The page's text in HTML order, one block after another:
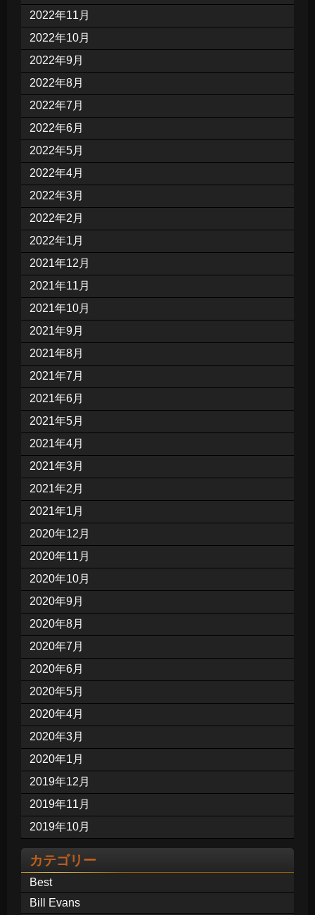
2022年11月
2022年10月
2022年9月
2022年8月
2022年7月
2022年6月
2022年5月
2022年4月
2022年3月
2022年2月
2022年1月
2021年12月
2021年11月
2021年10月
2021年9月
2021年8月
2021年7月
2021年6月
2021年5月
2021年4月
2021年3月
2021年2月
2021年1月
2020年12月
2020年11月
2020年10月
2020年9月
2020年8月
2020年7月
2020年6月
2020年5月
2020年4月
2020年3月
2020年1月
2019年12月
2019年11月
2019年10月
カテゴリー
Best
Bill Evans